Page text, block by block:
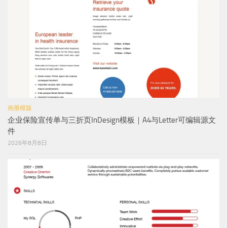
画册模版
企业保险宣传单与三折页InDesign模板｜A4与Letter可编辑源文
件
2026年8月8日